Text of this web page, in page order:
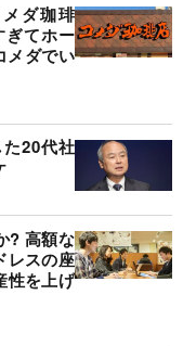
ダ珈琲
てホー
メダでい
20代社
? 高額な
レスの座
性を上げ